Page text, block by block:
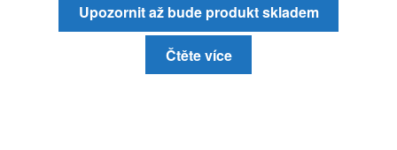
Upozornit až bude produkt skladem
Čtěte více